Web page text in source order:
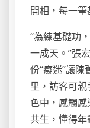
開相，每一筆
“為練基礎功
一成天。”張
份“癡迷”讓
里，訪客可
色中，感觸感
共生，懂得年